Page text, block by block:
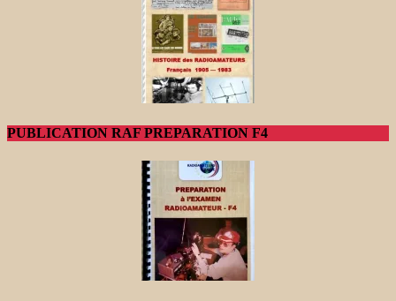
PUBLICATION RAF PREPARATION F4